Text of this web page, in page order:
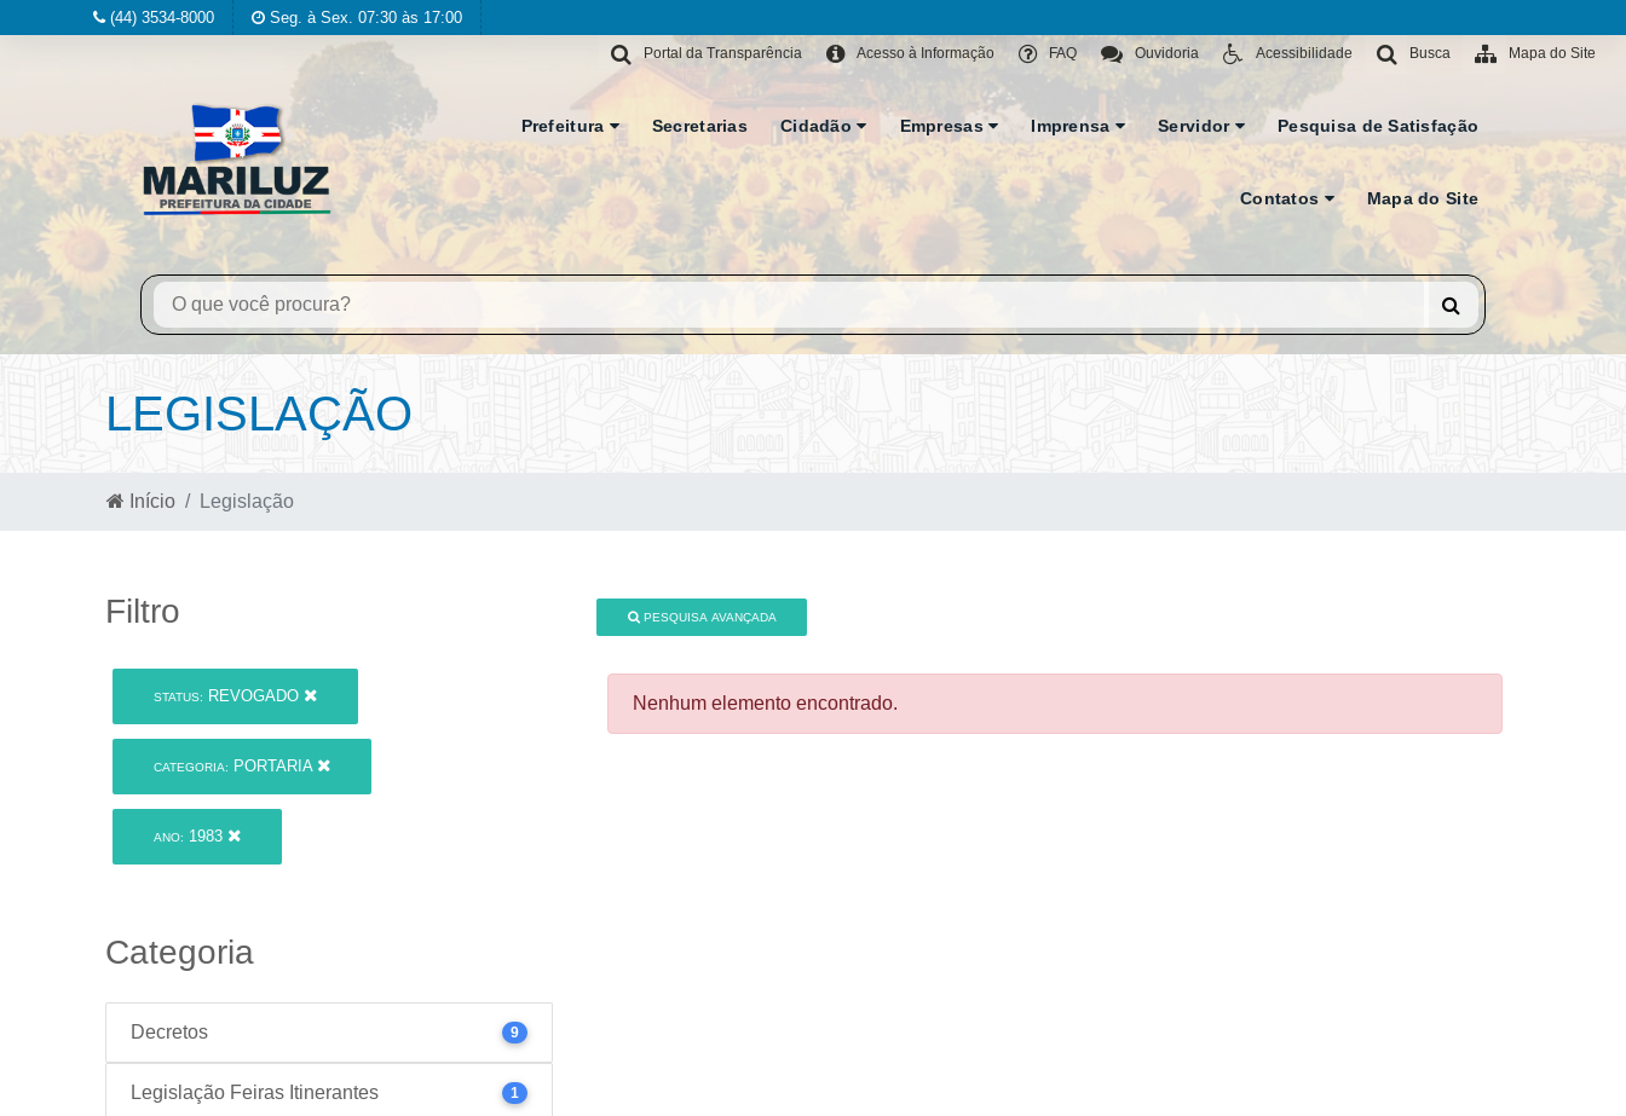
(44) 3534-8000 Seg. à Sex. 07:30 às 17:00
Mapa do Site
Busca
Acessibilidade
Ouvidoria
FAQ
Acesso à Informação
Portal da Transparência
Prefeitura Secretarias Cidadão Empresas Imprensa Servidor Pesquisa de Satisfação
Contatos Mapa do Site
LEGISLAÇÃO
Início Legislação
Filtro
STATUS: REVOGADO
CATEGORIA: PORTARIA
ANO: 1983
Categoria
Decretos 9
Legislação Feiras Itinerantes 1
PESQUISA AVANÇADA
Nenhum elemento encontrado.